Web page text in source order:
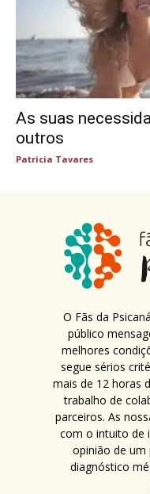
As suas
outros
Patricia Tavares
O Fãs da
público
melhores
segue sérios
mais de 12 horas
trabalho de
parceiros. As
com o intuito de
opinião de um
diagnóstico